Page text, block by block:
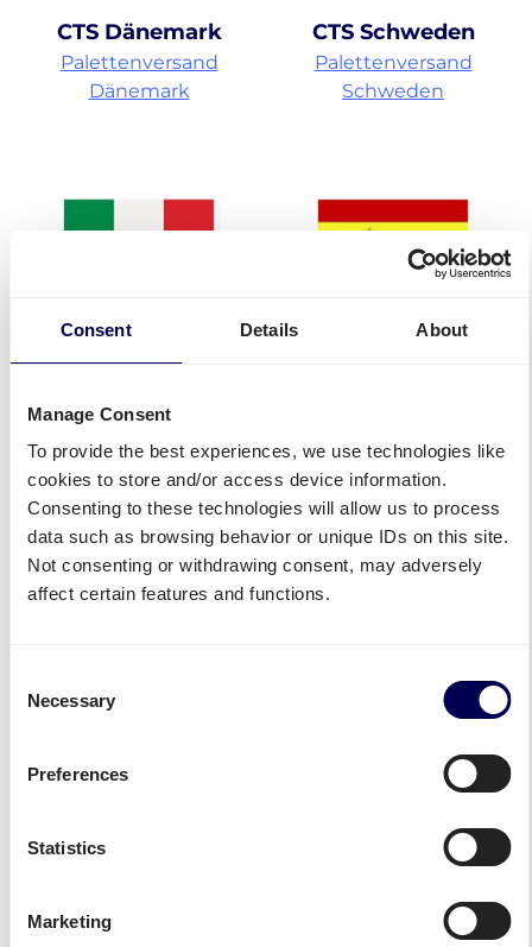
Consent Details About
Manage Consent
To provide the best experiences, we use technologies like
cookies to store and/or access device information.
Consenting to these technologies will allow us to process
data such as browsing behavior or unique IDs on this site.
Not consenting or withdrawing consent, may adversely
affect certain features and functions.
Selection
Necessary
Preferences
Statistics
Marketing
CTS Dänemark
Palettenversand
Dänemark
CTS Schweden
Palettenversand
Schweden
CTS Italien
Palettenversand
Frankreich